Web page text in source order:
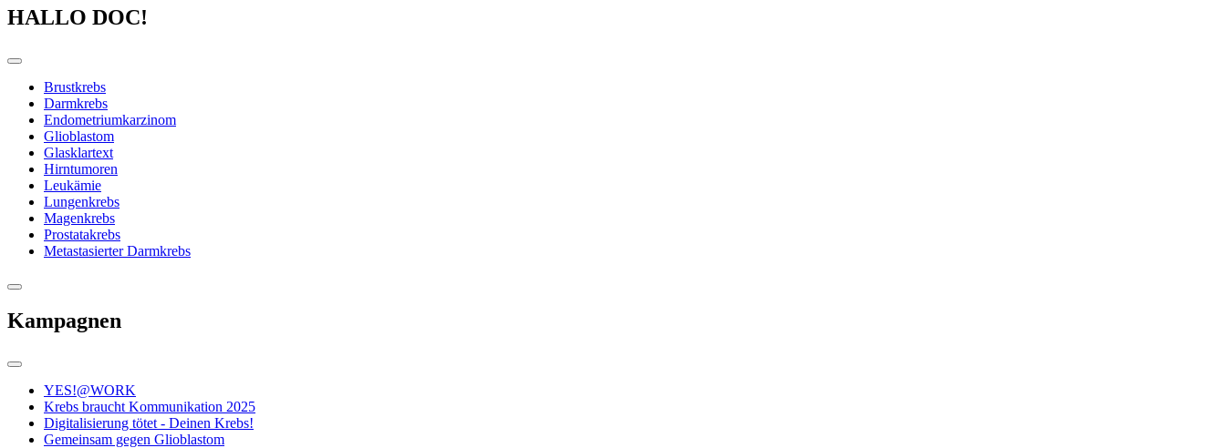
HALLO DOC!
Brustkrebs
Darmkrebs
Endometriumkarzinom
Glioblastom
Glasklartext
Hirntumoren
Leukämie
Lungenkrebs
Magenkrebs
Prostatakrebs
Metastasierter Darmkrebs
Kampagnen
YES!@WORK
Krebs braucht Kommunikation 2025
Digitalisierung tötet - Deinen Krebs!
Gemeinsam gegen Glioblastom